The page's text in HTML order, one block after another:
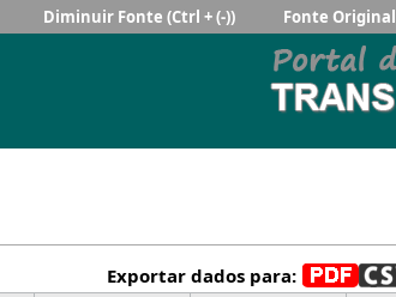
Diminuir Fonte (Ctrl + (-)) Fonte Original